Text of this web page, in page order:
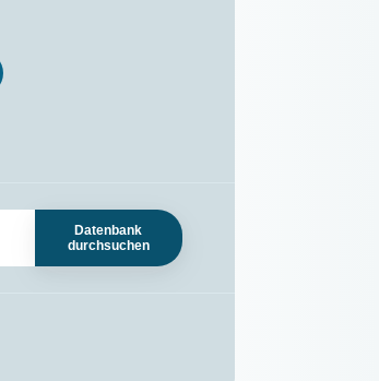
Datenbank
durchsuchen